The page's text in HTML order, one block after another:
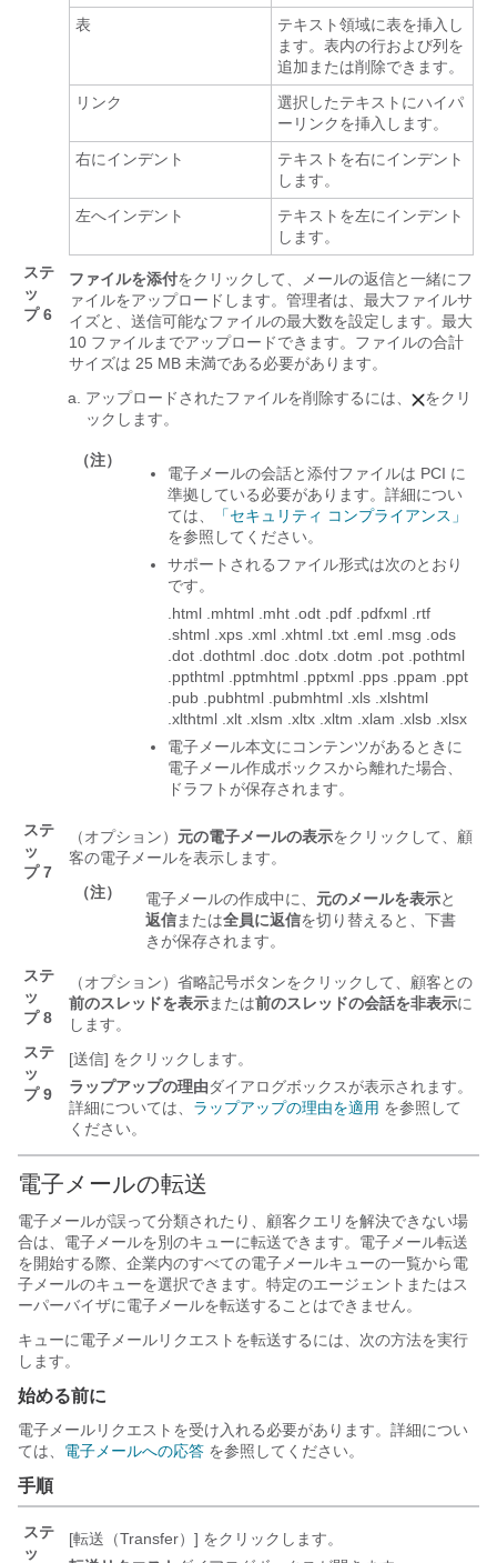
表
テキスト領域に表を挿入し
ます。表内の行および列を
追加または削除できます。
リンク
選択したテキストにハイパ
ーリンクを挿入します。
右にインデント
テキストを右にインデント
します。
左へインデント
テキストを左にインデント
します。
ステ
ッ
プ 6
ファイルを添付をクリックして、メールの返信と一緒にフ
ァイルをアップロードします。管理者は、最大ファイルサ
イズと、送信可能なファイルの最大数を設定します。最大
10 ファイルまでアップロードできます。ファイルの合計
サイズは 25 MB 未満である必要があります。
アップロードされたファイルを削除するには、
をクリ
ックします。
（注）
電子メールの会話と添付ファイルは PCI に
準拠している必要があります。詳細につい
ては、
「セキュリティ コンプライアンス」
を参照してください。
サポートされるファイル形式は次のとおり
です。
.html .mhtml .mht .odt .pdf .pdfxml .rtf
.shtml .xps .xml .xhtml .txt .eml .msg .ods
.dot .dothtml .doc .dotx .dotm .pot .pothtml
.ppthtml .pptmhtml .pptxml .pps .ppam .ppt
.pub .pubhtml .pubmhtml .xls .xlshtml
.xlthtml .xlt .xlsm .xltx .xltm .xlam .xlsb .xlsx
電子メール本文にコンテンツがあるときに
電子メール作成ボックスから離れた場合、
ドラフトが保存されます。
ステ
ッ
プ 7
（オプション） 元の電子メールの表示をクリックして、顧
客の電子メールを表示します。
（注）
電子メールの作成中に、 元のメールを表示と
返信または全員に返信を切り替えると、下書
きが保存されます。
ステ
ッ
プ 8
（オプション）省略記号ボタンをクリックして、顧客との
前のスレッドを表示または前のスレッドの会話を非表示に
します。
ステ
ッ
プ 9
[送信] をクリックします。
ラップアップの理由ダイアログボックスが表示されます。
詳細については、 ラップアップの理由を適用 を参照して
ください。
電子メールの転送
電子メールが誤って分類されたり、顧客クエリを解決できない場
合は、電子メールを別のキューに転送できます。電子メール転送
を開始する際、企業内のすべての電子メールキューの一覧から電
子メールのキューを選択できます。特定のエージェントまたはス
ーパーバイザに電子メールを転送することはできません。
キューに電子メールリクエストを転送するには、次の方法を実行
します。
始める前に
電子メールリクエストを受け入れる必要があります。詳細につい
ては、 電子メールへの応答 を参照してください。
手順
ステ
ッ
[転送（Transfer）] をクリックします。